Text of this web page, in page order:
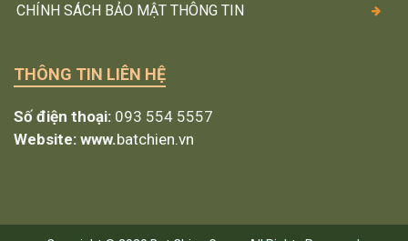
CHÍNH SÁCH BẢO MẬT THÔNG TIN
THÔNG TIN LIÊN HỆ
Số điện thoại: 093 554 5557
Website: www.batchien.vn